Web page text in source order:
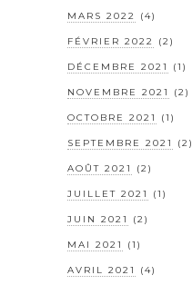
MARS 2022 (4)
FÉVRIER 2022 (2)
DÉCEMBRE 2021 (1)
NOVEMBRE 2021 (2)
OCTOBRE 2021 (1)
SEPTEMBRE 2021 (2)
AOÛT 2021 (2)
JUILLET 2021 (1)
JUIN 2021 (2)
MAI 2021 (1)
AVRIL 2021 (4)